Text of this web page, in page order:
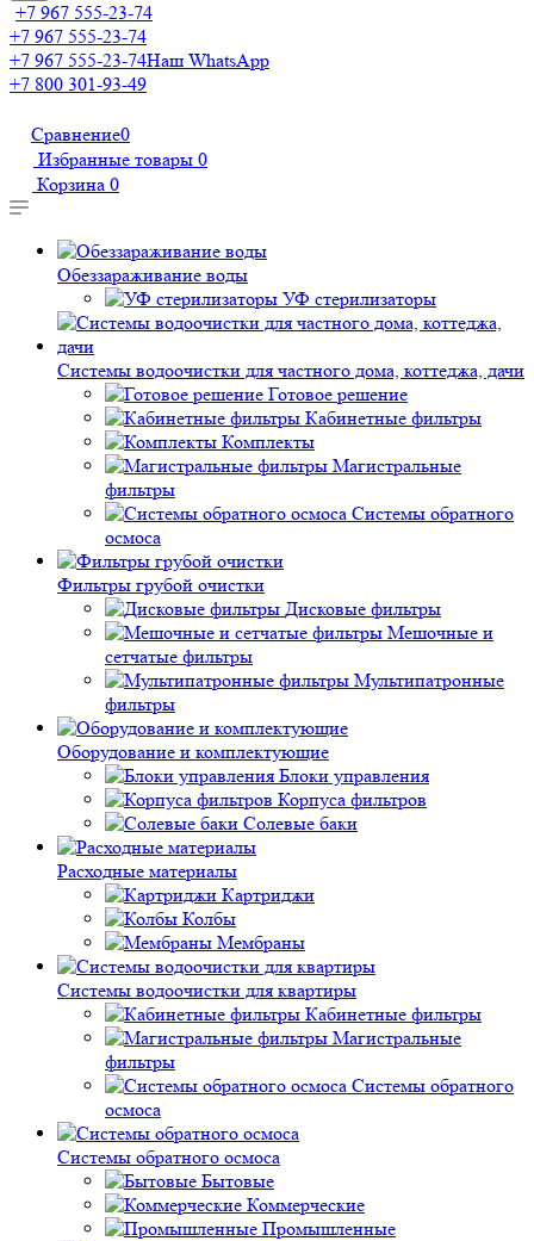
+7 967 555-23-74
+7 967 555-23-74
+7 967 555-23-74Наш WhatsApp
+7 800 301-93-49
Сравнение0
Избранные товары 0
Корзина 0
Обеззараживание воды
УФ стерилизаторы
Системы водоочистки для частного дома, коттеджа, дачи
Готовое решение
Кабинетные фильтры
Комплекты
Магистральные
фильтры
Системы обратного
осмоса
Фильтры грубой очистки
Дисковые фильтры
Мешочные и
сетчатые фильтры
Мультипатронные
фильтры
Оборудование и комплектующие
Блоки управления
Корпуса фильтров
Солевые баки
Расходные материалы
Картриджи
Колбы
Мембраны
Системы водоочистки для квартиры
Кабинетные фильтры
Магистральные
фильтры
Системы обратного
осмоса
Системы обратного осмоса
Бытовые
Коммерческие
Промышленные